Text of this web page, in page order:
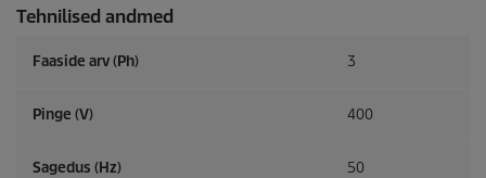
Tehnilised andmed
Faaside arv (Ph) 3
Pinge (V) 400
Sagedus (Hz) 50